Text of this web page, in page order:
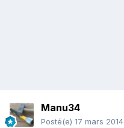
Manu34
Posté(e) 17 mars 2014